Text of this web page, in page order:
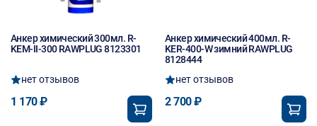
Анкер химический 300мл. R-
KEM-II-300 RAWPLUG 8123301
нет отзывов
1 170 ₽
Анкер химический 400мл. R-
KER-400-W зимний RAWPLUG
8128444
нет отзывов
2 700 ₽